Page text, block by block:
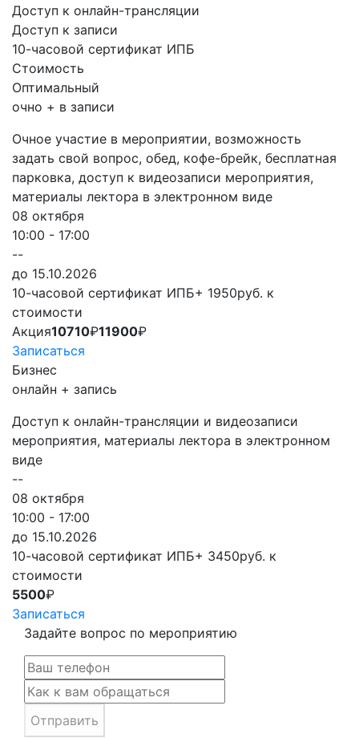
Доступ к онлайн-трансляции
Доступ к записи
10-часовой сертификат ИПБ
Стоимость
Оптимальный
очно + в записи
Очное участие в мероприятии, возможность
задать свой вопрос, обед, кофе-брейк, бесплатная
парковка, доступ к видеозаписи мероприятия,
материалы лектора в электронном виде
08 октября
10:00 - 17:00
--
до 15.10.2026
10-часовой сертификат ИПБ+ 1950руб. к
стоимости
Акция10710₽11900₽
Записаться
Бизнес
онлайн + запись
Доступ к онлайн-трансляции и видеозаписи
мероприятия, материалы лектора в электронном
виде
--
08 октября
10:00 - 17:00
до 15.10.2026
10-часовой сертификат ИПБ+ 3450руб. к
стоимости
5500₽
Записаться
Задайте вопрос по мероприятию
Отправить